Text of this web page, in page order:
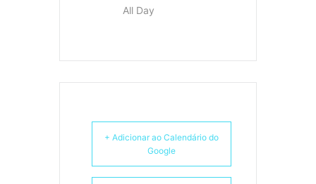
All Day
+ Adicionar ao Calendário do
Google